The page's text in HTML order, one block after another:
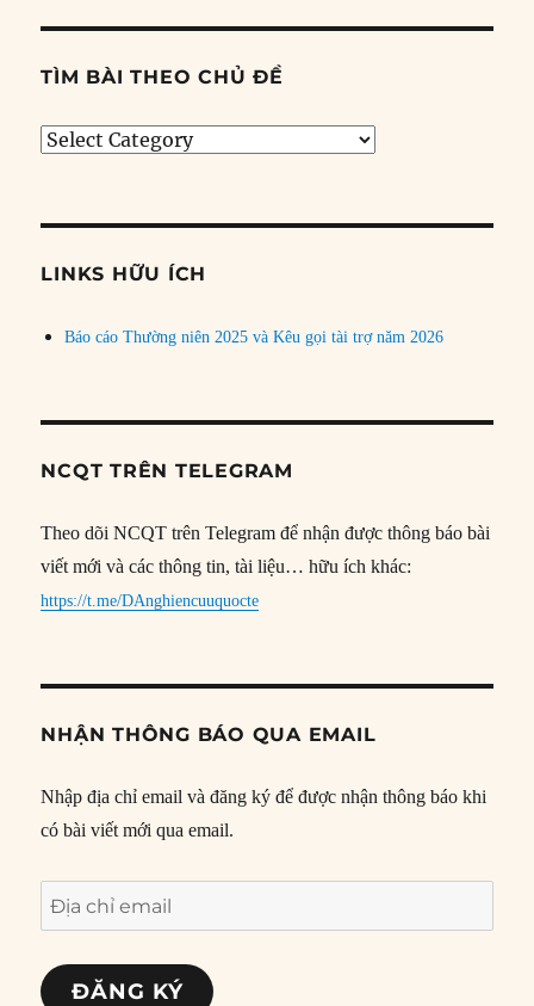
TÌM BÀI THEO CHỦ ĐỀ
Tìm
đề
LINKS HỮU ÍCH
Báo cáo Thường niên 2025 và Kêu gọi tài trợ năm 2026
NCQT TRÊN TELEGRAM
Theo dõi NCQT trên Telegram để nhận được thông báo bài
viết mới và các thông tin, tài liệu… hữu ích khác:
https://t.me/DAnghiencuuquocte
NHẬN THÔNG BÁO QUA EMAIL
Nhập địa chỉ email và đăng ký để được nhận thông báo khi
có bài viết mới qua email.
Địa
chỉ
email
ĐĂNG KÝ